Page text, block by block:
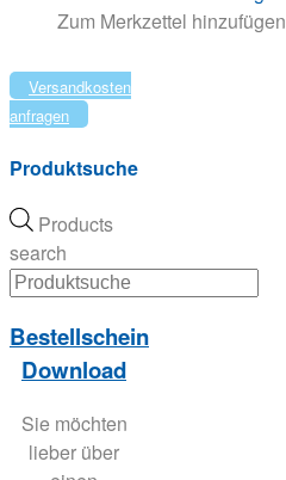
Zum Merkzettel hinzufügen
Versandkosten
anfragen
Produktsuche
Products
search
Bestellschein
Download
Sie möchten
lieber über